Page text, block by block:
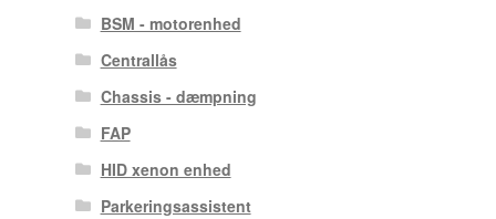
BSM - motorenhed
Centrallås
Chassis - dæmpning
FAP
HID xenon enhed
Parkeringsassistent